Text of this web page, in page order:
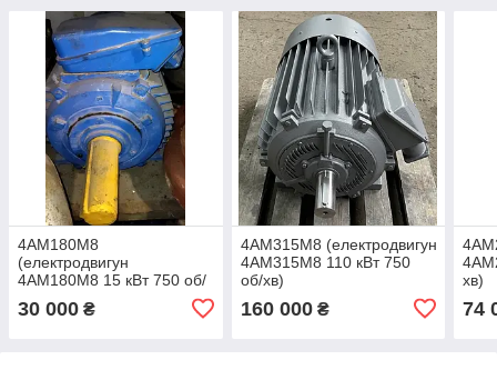
4АМ180М8
(електродвигун
4АМ180М8 15 кВт 750 об/
30 000 ₴
4АМ315М8 (електродвигун
4АМ315М8 110 кВт 750
об/хв)
160 000₴
хв)
74